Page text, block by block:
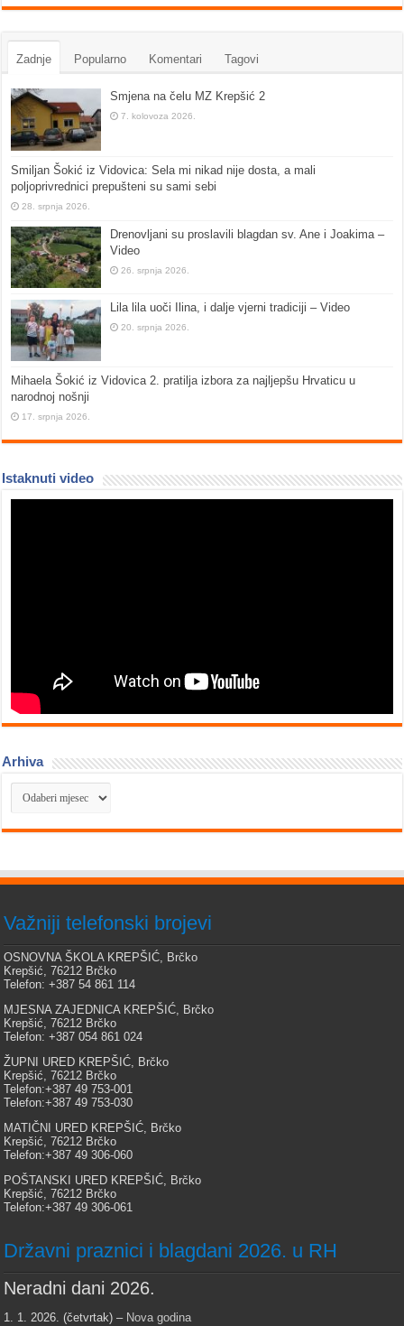
Zadnje Popularno Komentari Tagovi
Smjena na čelu MZ Krepšić 2
7. kolovoza 2026.
Smiljan Šokić iz Vidovica: Sela mi nikad nije dosta, a mali
poljoprivrednici prepušteni su sami sebi
28. srpnja 2026.
Drenovljani su proslavili blagdan sv. Ane i Joakima –
Video
26. srpnja 2026.
Lila lila uoči Ilina, i dalje vjerni tradiciji – Video
20. srpnja 2026.
Mihaela Šokić iz Vidovica 2. pratilja izbora za najljepšu Hrvaticu u
narodnoj nošnji
17. srpnja 2026.
Istaknuti video
Arhiva
Arhiva
Važniji telefonski brojevi
OSNOVNA ŠKOLA KREPŠIĆ, Brčko
Krepšić, 76212 Brčko
Telefon: +387 54 861 114
MJESNA ZAJEDNICA KREPŠIĆ, Brčko
Krepšić, 76212 Brčko
Telefon: +387 054 861 024
ŽUPNI URED KREPŠIĆ, Brčko
Krepšić, 76212 Brčko
Telefon:+387 49 753-001
Telefon:+387 49 753-030
MATIČNI URED KREPŠIĆ, Brčko
Krepšić, 76212 Brčko
Telefon:+387 49 306-060
POŠTANSKI URED KREPŠIĆ, Brčko
Krepšić, 76212 Brčko
Telefon:+387 49 306-061
Državni praznici i blagdani 2026. u RH
Neradni dani 2026.
1. 1. 2026. (četvrtak) – Nova godina